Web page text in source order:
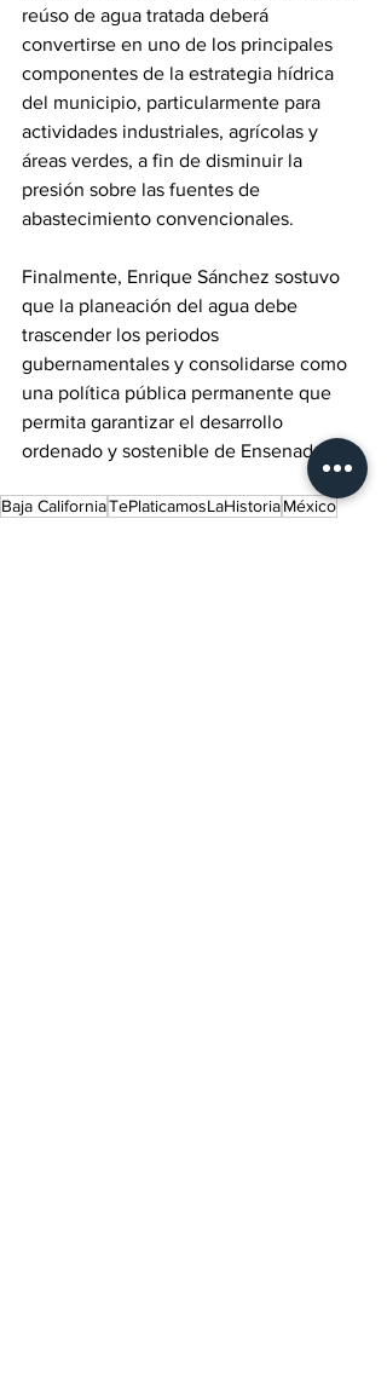
reúso de agua tratada deberá
convertirse en uno de los principales
componentes de la estrategia hídrica
del municipio, particularmente para
actividades industriales, agrícolas y
áreas verdes, a fin de disminuir la
presión sobre las fuentes de
abastecimiento convencionales.
Finalmente, Enrique Sánchez sostuvo
que la planeación del agua debe
trascender los periodos
gubernamentales y consolidarse como
una política pública permanente que
permita garantizar el desarrollo
ordenado y sostenible de Ensenada.
Baja CaliforniaTePlaticamosLaHistoriaMéxico